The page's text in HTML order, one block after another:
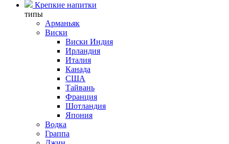
Крепкие напитки
типы
Арманьяк
Виски
Виски Индия
Ирландия
Италия
Канада
США
Тайвань
Франция
Шотландия
Япония
Водка
Граппа